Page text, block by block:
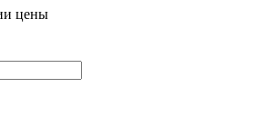
цены